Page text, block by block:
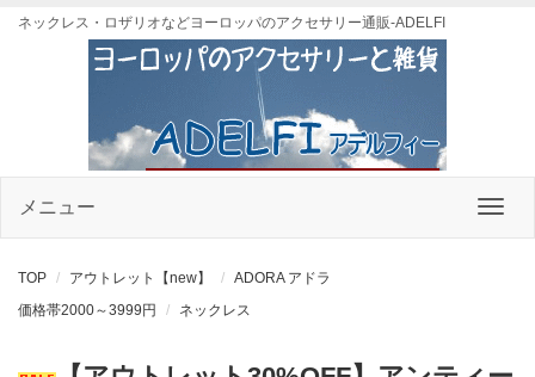
ネックレス・ロザリオなどヨーロッパのアクセサリー通販-ADELFI
メニュー
TOP アウトレット【new】
ADORA アドラ
価格帯2000～3999円
ネックレス